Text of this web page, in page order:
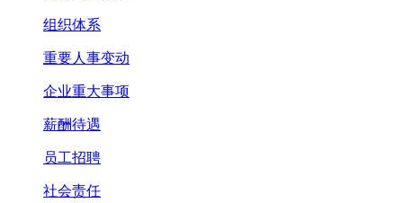
组织体系
重要人事变动
企业重大事项
薪酬待遇
员工招聘
社会责任